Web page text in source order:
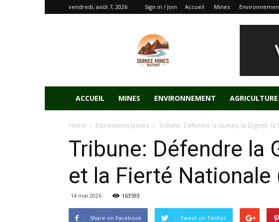
vendredi, août 7, 2026 Sign in / Join Accueil Mines
ACCUEIL MINES ENVIRONNEMENT AGRICULTURE
Home Expressions Jeunes Tribune: Défendre la Guinée, la Dignité, la
Tribune: Défendre la
et la Fierté Nationale
14 mai 2026 163593
Share on Facebook Tweet on Twitter